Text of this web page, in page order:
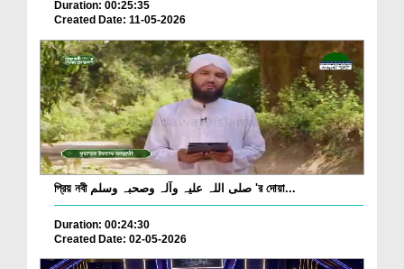
Duration: 00:25:35
Created Date: 11-05-2026
প্রিয় নবী صلی اللہ علیہ وآلہ وصحبہ وسلم 'র দোয়া...
Duration: 00:24:30
Created Date: 02-05-2026